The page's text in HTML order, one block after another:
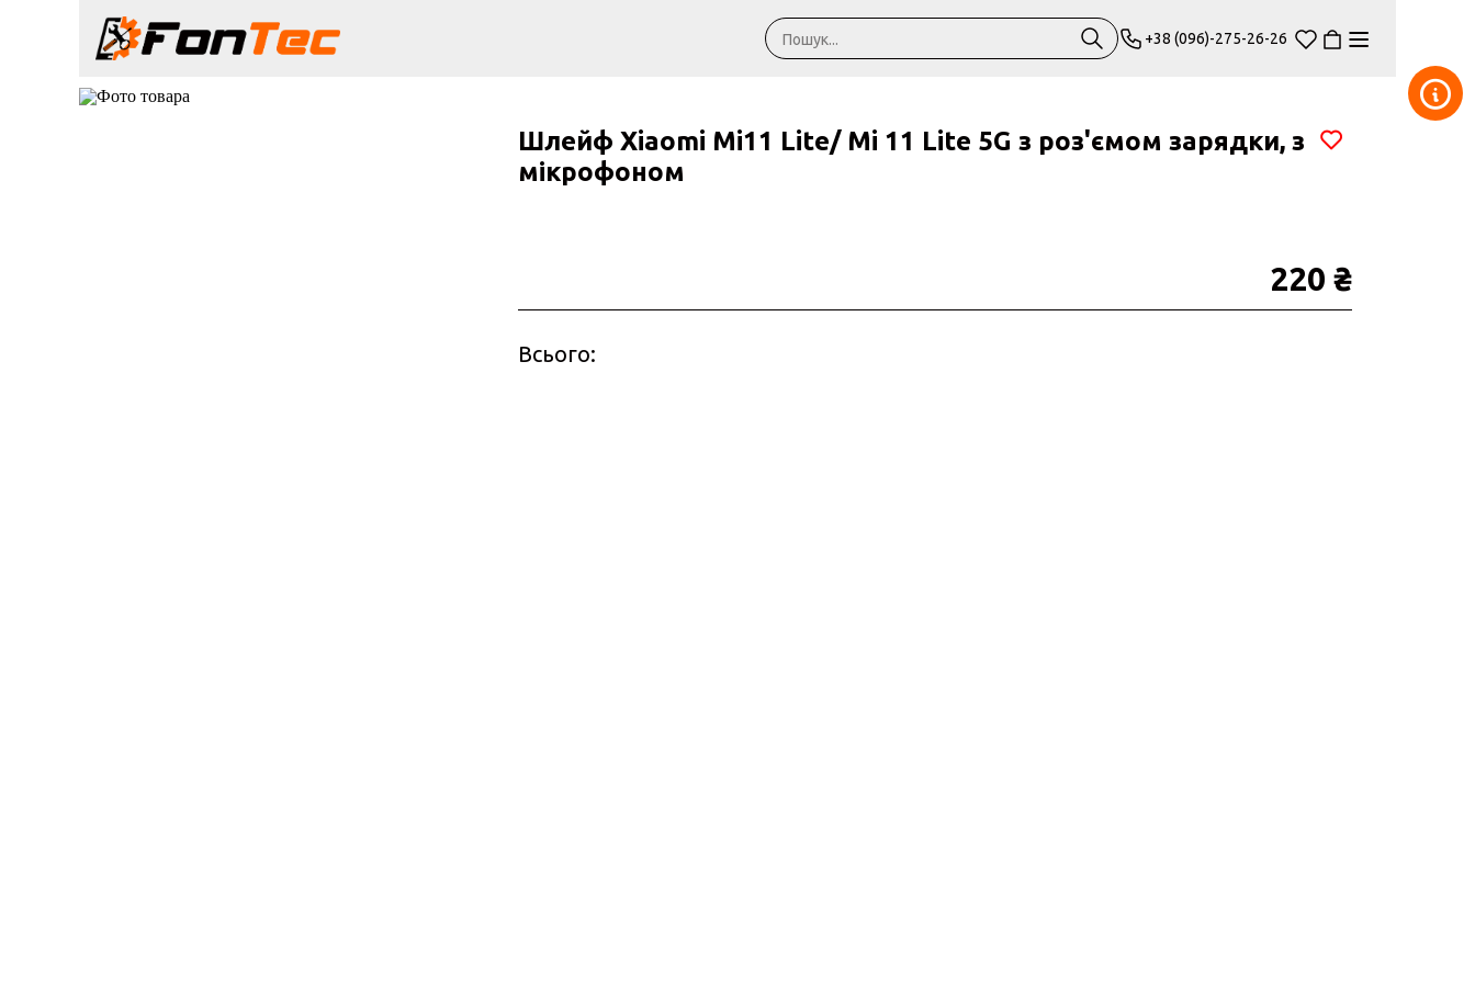
+38 (096)-275-26-26
Шлейф Xiaomi Mi11 Lite/ Mi 11 Lite 5G з роз'ємом зарядки, з
мікрофоном
220 ₴
Всього: